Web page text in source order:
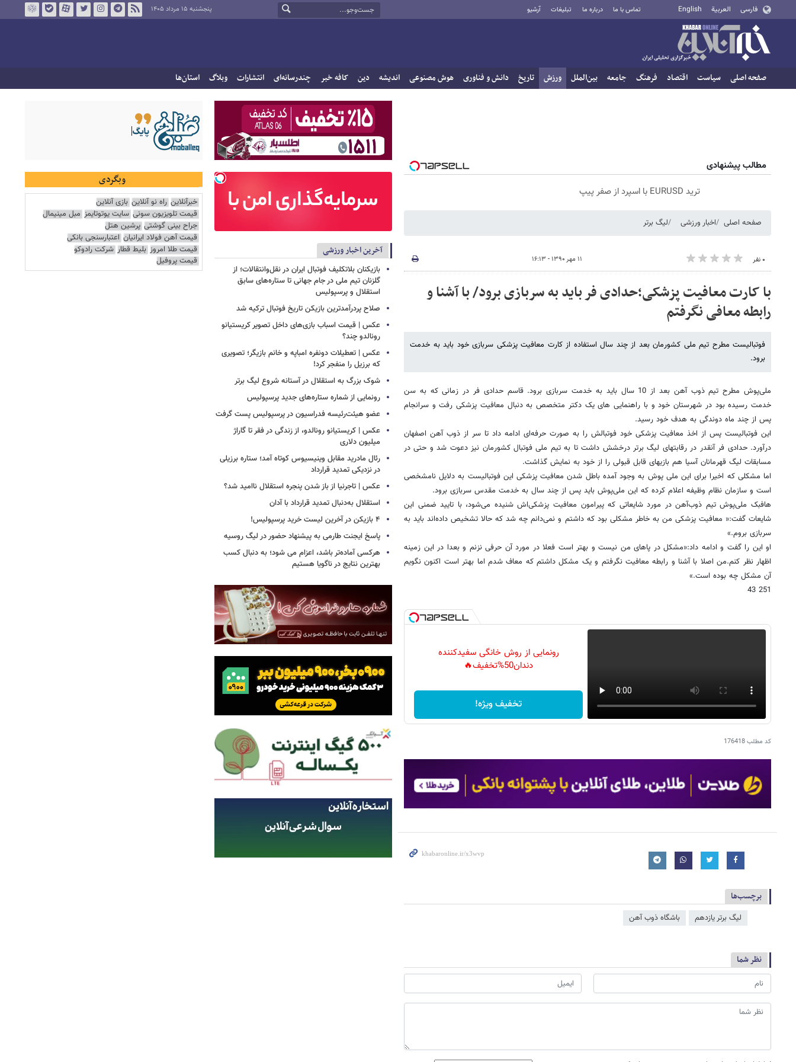
فارسی العربية English تماس با ما درباره ما تبلیغات آرشیو پنجشنبه ۱۵ مرداد ۱۴۰۵
صفحه اصلی سیاست اقتصاد فرهنگ جامعه بین‌الملل ورزش تاریخ دانش و فناوری هوش مصنوعی اندیشه دین کافه خبر چندرسانه‌ای انتشارات وبلاگ استان‌ها
مطالب پیشنهادی
ترید EURUSD با اسپرد از صفر پیپ
صفحه اصلی اخبار ورزشی لیگ برتر
۰ نفر ۱۱ مهر ۱۳۹۰ - ۱۶:۱۳
با کارت معافیت پزشکی؛حدادی فر باید به سربازی برود/ با آشنا و
رابطه معافی نگرفتم
فوتبالیست مطرح تیم ملی کشورمان بعد از چند سال استفاده از کارت معافیت پزشکی سربازی خود باید به خدمت
برود.
ملی‌پوش مطرح تیم ذوب آهن بعد از 10 سال باید به خدمت سربازی برود. قاسم حدادی فر در زمانی که به سن
خدمت رسیده بود در شهرستان خود و با راهنمایی های یک دکتر متخصص به دنبال معافیت پزشکی رفت و سرانجام
پس از چند ماه دوندگی به هدف خود رسید.
این فوتبالیست پس از اخذ معافیت پزشکی خود فوتبالش را به صورت حرفه‌ای ادامه داد تا سر از ذوب آهن اصفهان
درآورد. حدادی فر آنقدر در رقابتهای لیگ برتر درخشش داشت تا به تیم ملی فوتبال کشورمان نیز دعوت شد و حتی در
مسابقات لیگ قهرمانان آسیا هم بازیهای قابل قبولی را از خود به نمایش گذاشت.
اما مشکلی که اخیرا برای این ملی پوش به وجود آمده باطل شدن معافیت پزشکی این فوتبالیست به دلایل نامشخصی
است و سازمان نظام وظیفه اعلام کرده که این ملی‌پوش باید پس از چند سال به خدمت مقدس سربازی برود.
هافبک ملی‌پوش تیم ذوب‌آهن در مورد شایعاتی که پیرامون معافیت پزشکی‌اش شنیده می‌شود، با تایید ضمنی این
شایعات گفت:« معافیت پزشکی من به خاطر مشکلی بود که داشتم و نمی‌دانم چه شد که حالا تشخیص داده‌اند باید به
سربازی بروم.»
او این را گفت و ادامه داد:«مشکل در پاهای من نیست و بهتر است فعلا در مورد آن حرفی نزنم و بعدا در این زمینه
اظهار نظر کنم.من اصلا با آشنا و رابطه معافیت نگرفتم و یک مشکل داشتم که معاف شدم اما بهتر است اکنون نگویم
آن مشکل چه بوده است.»
251 43
رونمایی از روش خانگی سفیدکننده
دندان50%تخفیف🔥
تخفیف ویژه!
کد مطلب176418
برچسب‌ها
لیگ برتر یازدهم باشگاه ذوب آهن
نظر شما
آخرین اخبار ورزشی
بازیکنان بلاتکلیف فوتبال ایران در نقل‌وانتقالات؛ از
گلزنان تیم ملی در جام جهانی تا ستاره‌های سابق
استقلال و پرسپولیس
صلاح پردرآمدترین بازیکن تاریخ فوتبال ترکیه شد
عکس | قیمت اسباب بازی‌های داخل تصویر کریستیانو
رونالدو چند؟
عکس | تعطیلات دونفره امباپه و خانم بازیگر؛ تصویری
که برزیل را منفجر کرد!
شوک بزرگ به استقلال در آستانه شروع لیگ برتر
رونمایی از شماره ستاره‌های جدید پرسپولیس
عضو هیئت‌رئیسه فدراسیون در پرسپولیس پست گرفت
عکس | کریستیانو رونالدو، از زندگی در فقر تا گاراژ
میلیون دلاری
رئال مادرید مقابل وینیسیوس کوتاه آمد؛ ستاره برزیلی
در نزدیکی تمدید قرارداد
عکس | تاجرنیا از باز شدن پنجره استقلال ناامید شد؟
استقلال به‌دنبال تمدید قرارداد با آدان
۴ بازیکن در آخرین لیست خرید پرسپولیس!
پاسخ ایجنت طارمی به پیشنهاد حضور در لیگ روسیه
هرکسی آماده‌تر باشد، اعزام می شود؛ به دنبال کسب
بهترین نتایج در ناگویا هستیم
وبگردی
خبرآنلاین راه نو آنلاین بازی آنلاین
قیمت تلویزیون سونی سایت یوتوتایمز مبل مینیمال
جراح بینی گوشتی پرشین هتل
قیمت آهن فولاد ایرانیان اعتبارسنجی بانکی
قیمت طلا امروز بلیط قطار شرکت رادوکو
قیمت پروفیل